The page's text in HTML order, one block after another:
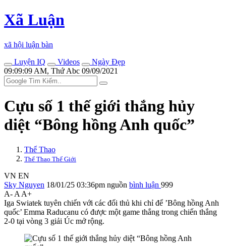
Xã Luận
xã hội luận bàn
Luyện IQ
Videos
Ngày Đẹp
09:09:09 AM, Thứ Abc 09/09/2021
Cựu số 1 thế giới thắng hủy
diệt “Bông hồng Anh quốc”
Thể Thao
Thể Thao Thế Giới
VN EN
Sky Nguyen 18/01/25 03:36pm nguồn bình luận 999
A- A A+
Iga Swiatek tuyên chiến với các đối thủ khi chỉ để ’Bông hồng Anh
quốc’ Emma Raducanu có được một game thắng trong chiến thắng
2-0 tại vòng 3 giải Úc mở rộng.